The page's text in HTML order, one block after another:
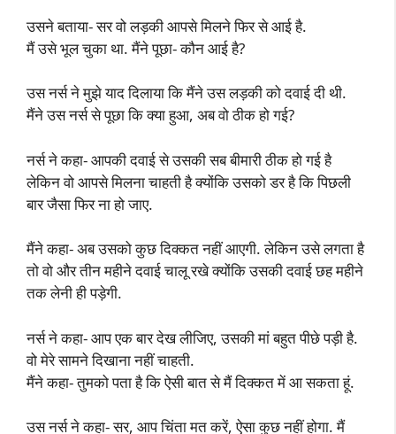
उसने बताया- सर वो लड़की आपसे मिलने फिर से आई है.
मैं उसे भूल चुका था. मैंने पूछा- कौन आई है?
उस नर्स ने मुझे याद दिलाया कि मैंने उस लड़की को दवाई दी थी.
मैंने उस नर्स से पूछा कि क्या हुआ, अब वो ठीक हो गई?
नर्स ने कहा- आपकी दवाई से उसकी सब बीमारी ठीक हो गई है
लेकिन वो आपसे मिलना चाहती है क्योंकि उसको डर है कि पिछली
बार जैसा फिर ना हो जाए.
मैंने कहा- अब उसको कुछ दिक्कत नहीं आएगी. लेकिन उसे लगता है
तो वो और तीन महीने दवाई चालू रखे क्योंकि उसकी दवाई छह महीने
तक लेनी ही पड़ेगी.
नर्स ने कहा- आप एक बार देख लीजिए, उसकी मां बहुत पीछे पड़ी है.
वो मेरे सामने दिखाना नहीं चाहती.
मैंने कहा- तुमको पता है कि ऐसी बात से मैं दिक्कत में आ सकता हूं.
उस नर्स ने कहा- सर, आप चिंता मत करें, ऐसा कुछ नहीं होगा. मैं